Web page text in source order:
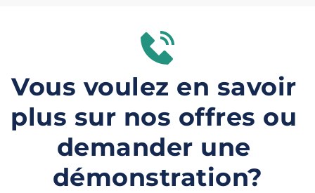
Vous voulez en savoir
plus sur nos offres ou
demander une
démonstration?